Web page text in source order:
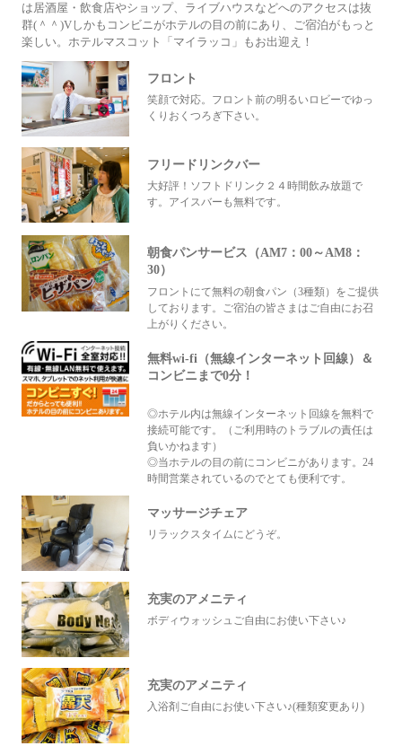
は居酒屋・飲食店やショップ、ライブハウスなどへのアクセスは抜
群(＾＾)Vしかもコンビニがホテルの目の前にあり、ご宿泊がもっと
楽しい。ホテルマスコット「マイラッコ」もお出迎え！
フロント
笑顔で対応。フロント前の明るいロビーでゆっ
くりおくつろぎ下さい。
フリードリンクバー
大好評！ソフトドリンク２４時間飲み放題で
す。アイスバーも無料です。
朝食パンサービス（AM7：00～AM8：
30）
フロントにて無料の朝食パン（3種類）をご提供
しております。ご宿泊の皆さまはご自由にお召
上がりください。
無料wi-fi（無線インターネット回線）＆
コンビニまで0分！
◎ホテル内は無線インターネット回線を無料で
接続可能です。（ご利用時のトラブルの責任は
負いかねます）
◎当ホテルの目の前にコンビニがあります。24
時間営業されているのでとても便利です。
マッサージチェア
リラックスタイムにどうぞ。
充実のアメニティ
ボディウォッシュご自由にお使い下さい♪
充実のアメニティ
入浴剤ご自由にお使い下さい♪(種類変更あり)